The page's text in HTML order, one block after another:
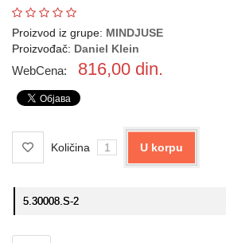
Proizvod iz grupe: MINDJUSE
Proizvođač: Daniel Klein
WebCena: 816,00 din.
Količina U korpu
5.30008.S-2